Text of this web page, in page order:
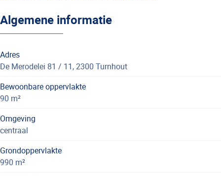
Algemene informatie
Adres
De Merodelei 81 / 11, 2300 Turnhout
Bewoonbare oppervlakte
90 m²
Omgeving
centraal
Grondoppervlakte
990 m²